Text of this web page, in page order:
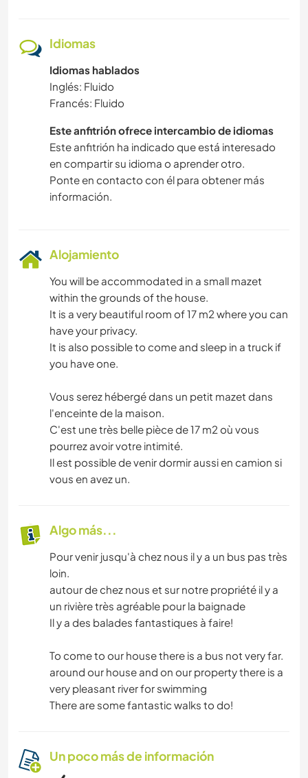
Idiomas
Idiomas hablados
Inglés: Fluido
Francés: Fluido
Este anfitrión ofrece intercambio de idiomas
Este anfitrión ha indicado que está interesado
en compartir su idioma o aprender otro.
Ponte en contacto con él para obtener más
información.
Alojamiento
You will be accommodated in a small mazet
within the grounds of the house.
It is a very beautiful room of 17 m2 where you can
have your privacy.
It is also possible to come and sleep in a truck if
you have one.
Vous serez hébergé dans un petit mazet dans
l'enceinte de la maison.
C'est une très belle pièce de 17 m2 où vous
pourrez avoir votre intimité.
Il est possible de venir dormir aussi en camion si
vous en avez un.
Algo más...
Pour venir jusqu'à chez nous il y a un bus pas très
loin.
autour de chez nous et sur notre propriété il y a
un rivière très agréable pour la baignade
Il y a des balades fantastiques à faire!
To come to our house there is a bus not very far.
around our house and on our property there is a
very pleasant river for swimming
There are some fantastic walks to do!
Un poco más de información